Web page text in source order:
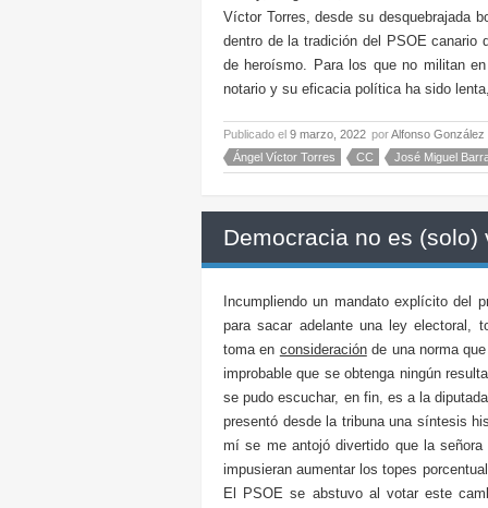
Víctor Torres, desde su desquebrajada
dentro de la tradición del PSOE
de heroísmo. Para los que no militan
notario y su eficacia política ha sido
Publicado el 9 marzo, 2022 porAlfonso González
Ángel Víctor Torres
CC José Miguel
Democracia no es (solo)
Incumpliendo un mandato explícito del
para sacar adelante una ley electoral,
toma en consideraciónde una norma
improbable que se obtenga ningún
se pudo escuchar, en fin, es a la
presentó desde la tribuna una síntesis
mí se me antojó divertido que la
impusieran aumentar los topes
El PSOE se abstuvo al votar este